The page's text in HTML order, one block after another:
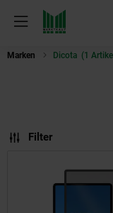
Menü
Marken Dicota (1
Filter